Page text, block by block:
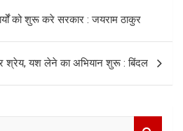
को शुरू करे सरकार : जयराम ठाकुर
श्रेय, यश लेने का अभियान शुरू : बिंदल